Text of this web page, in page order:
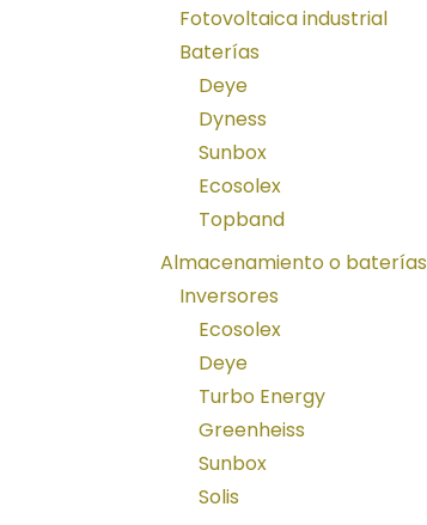
Fotovoltaica industrial
Baterías
Deye
Dyness
Sunbox
Ecosolex
Topband
Almacenamiento o baterías
Inversores
Ecosolex
Deye
Turbo Energy
Greenheiss
Sunbox
Solis